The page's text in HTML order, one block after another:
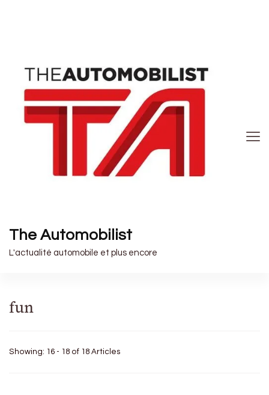
The Automobilist
L'actualité automobile et plus encore
fun
Showing: 16 - 18 of 18 Articles